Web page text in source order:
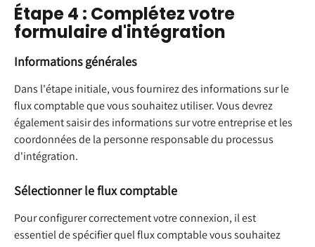
Étape 4 : Complétez votre
formulaire d'intégration
Informations générales
Dans l'étape initiale, vous fournirez des informations sur le
flux comptable que vous souhaitez utiliser. Vous devrez
également saisir des informations sur votre entreprise et les
coordonnées de la personne responsable du processus
d'intégration.
Sélectionner le flux comptable
Pour configurer correctement votre connexion, il est
essentiel de spécifier quel flux comptable vous souhaitez